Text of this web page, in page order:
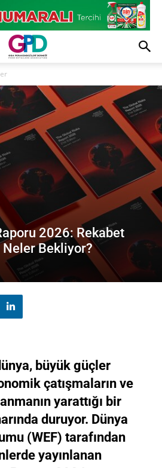
2026: Rekabet
Neler Bekliyor?
büyük güçler
çatışmaların ve
yarattığı bir
duruyor. Dünya
(WEF) tarafından
yayınlanan